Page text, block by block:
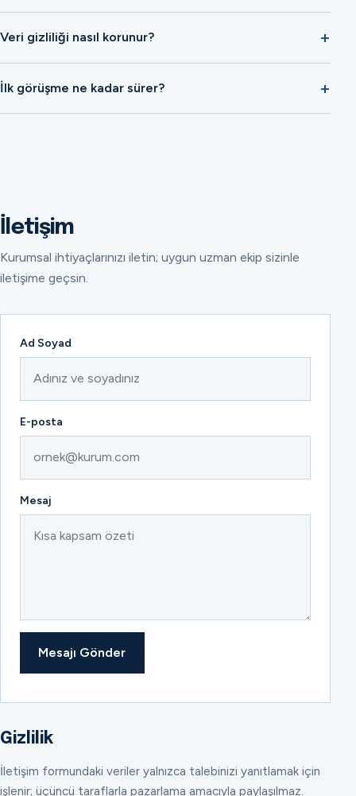
Veri gizliliği nasıl korunur?
İlk görüşme ne kadar sürer?
İletişim
Kurumsal ihtiyaçlarınızı iletin; uygun uzman ekip sizinle
iletişime geçsin.
Ad Soyad
E-posta
Mesaj
Mesajı Gönder
Gizlilik
İletişim formundaki veriler yalnızca talebinizi yanıtlamak için
işlenir; üçüncü taraflarla pazarlama amacıyla paylaşılmaz.